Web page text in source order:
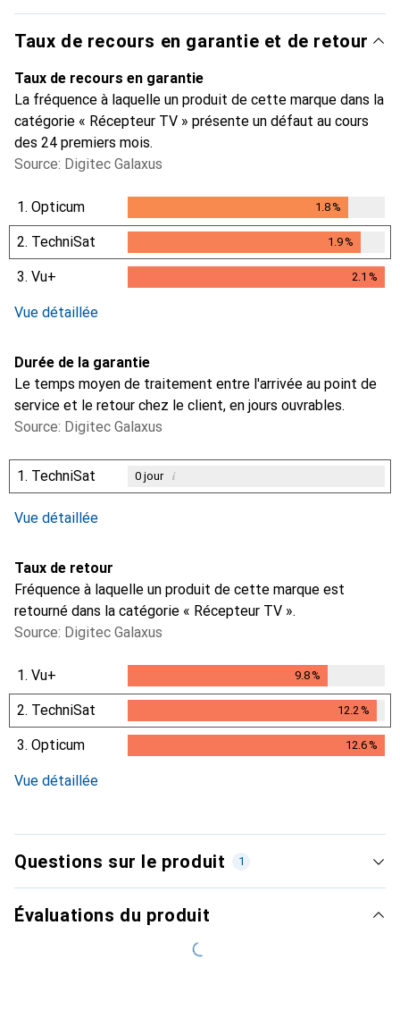
Taux de recours en garantie et de retour
Taux de recours en garantie
La fréquence à laquelle un produit de cette marque dans la
catégorie « Récepteur TV » présente un défaut au cours
des 24 premiers mois.
Source: Digitec Galaxus
1. Opticum 1.8%
1.8%
2. TechniSat 1.9%
1.9%
3. Vu+ 2.1 %
Vue détaillée
Durée de la garantie
Le temps moyen de traitement entre l'arrivée au point de
service et le retour chez le client, en jours ouvrables.
Source: Digitec Galaxus
1. TechniSat 0jour i
Vue détaillée
Taux de retour
Fréquence à laquelle un produit de cette marque est
retourné dans la catégorie « Récepteur TV ».
Source: Digitec Galaxus
1. Vu+ 9.8%
2. TechniSat 12.2 %
12.2%
3. Opticum 12.6%
Vue détaillée
Questions sur le produit 1
Évaluations du produit